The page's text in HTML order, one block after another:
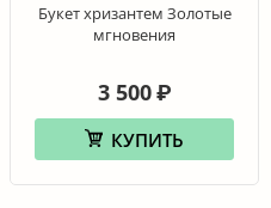
Букет хризантем Золотые
мгновения
3 500 ₽
КУПИТЬ